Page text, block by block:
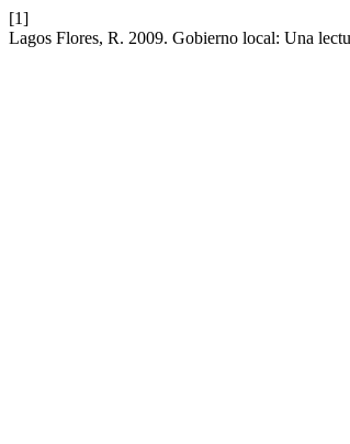
[1]
Lagos Flores, R. 2009. Gobierno local: Una